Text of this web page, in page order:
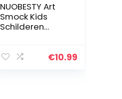
NUOBESTY Art
Smock Kids
Schilderen
Kinderen Artiest
€10.99